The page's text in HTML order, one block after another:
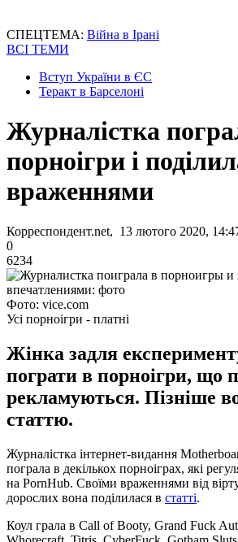
СПЕЦТЕМА: Війна в Ірані
ВСІ ТЕМИ
Вступ України в ЄС
Теракт в Барселоні
Журналістка
порноігри і
враженнями
Корреспондент.net, 13 лютого 2020,
0
6234
Фото: vice.com
Усі порноігри - платні
Жінка задля
пограти в порноігри, що
рекламуються. Пізніше
статтю.
Журналістка інтернет-видання
пограла в декількох порноіграх, які
на PornHub. Своїми враженнями від
дорослих вона поділилася в статті.
Коул грала в Call of Booty, Grand Fuck